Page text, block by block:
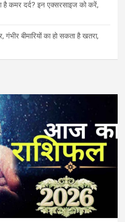
है कमर दर्द? इन एक्सरसाइज को करें,
बीमारियों का हो सकता है खतरा,